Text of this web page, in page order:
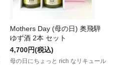
Mothers Day (母の日) 奥飛騨
ゆず酒 2本 セット
4,700円(税込)
母の日にちょっと rich なリキュール